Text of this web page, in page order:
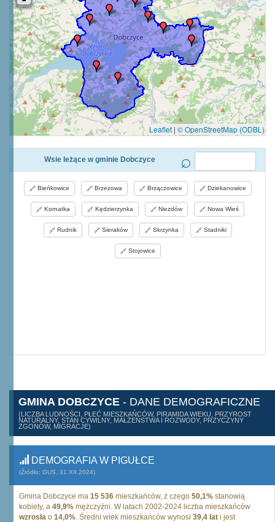
Leaflet | © OpenStreetMap (ODBL)
Wsie leżące w gminie Dobczyce
Bieńkowice Brzezowa Brzączowice Dziekanowice
Kornatka Kędzierzynka Niezdów Nowa Wieś
Rudnik Sieraków Skrzynka Stadniki
Stojowice
GMINA DOBCZYCE - DANE DEMOGRAFICZNE
(LICZBA LUDNOŚCI, PŁEĆ MIESZKAŃCÓW, PIRAMIDA WIEKU, PRZYROST
NATURALNY, STAN CYWILNY, MAŁŻEŃSTWA I ROZWODY, PRZYCZYNY
ZGONÓW, MIGRACJE)
DEMOGRAFIA W PIGUŁCE
(Źródło: GUS, 31.XII.2024)
Gmina Dobczyce ma 15 536 mieszkańców, z czego 50,1% stanowią
kobiety, a 49,9% mężczyźni. W latach 2002-2024 liczba mieszkańców
wzrosła o 14,0% . Średni wiek mieszkańców wynosi 39,4 lat i jest